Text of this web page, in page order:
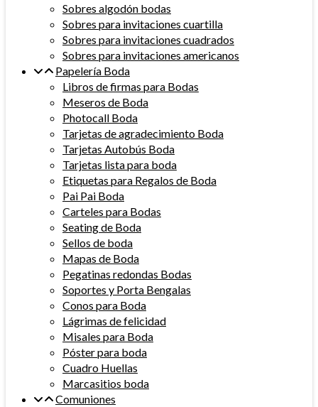
Sobres algodón bodas
Sobres para invitaciones cuartilla
Sobres para invitaciones cuadrados
Sobres para invitaciones americanos
Papelería Boda
Libros de firmas para Bodas
Meseros de Boda
Photocall Boda
Tarjetas de agradecimiento Boda
Tarjetas Autobús Boda
Tarjetas lista para boda
Etiquetas para Regalos de Boda
Pai Pai Boda
Carteles para Bodas
Seating de Boda
Sellos de boda
Mapas de Boda
Pegatinas redondas Bodas
Soportes y Porta Bengalas
Conos para Boda
Lágrimas de felicidad
Misales para Boda
Póster para boda
Cuadro Huellas
Marcasitios boda
Comuniones